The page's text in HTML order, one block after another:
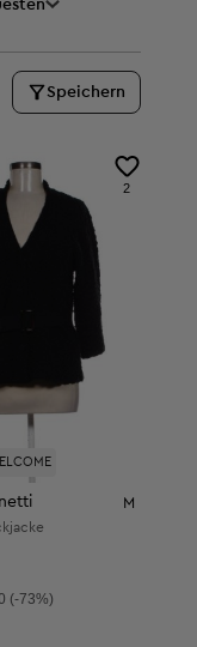
Speichern
2
M
Preisempfehlung:
(-73%)